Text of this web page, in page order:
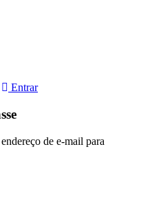
Entrar
de e-mail para